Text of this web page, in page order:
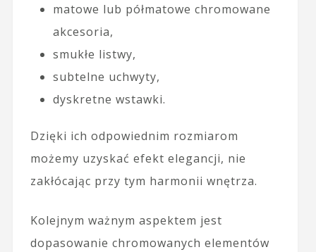
matowe lub półmatowe chromowane
akcesoria,
smukłe listwy,
subtelne uchwyty,
dyskretne wstawki.
Dzięki ich odpowiednim rozmiarom
możemy uzyskać efekt elegancji, nie
zakłócając przy tym harmonii wnętrza.
Kolejnym ważnym aspektem jest
dopasowanie chromowanych elementów